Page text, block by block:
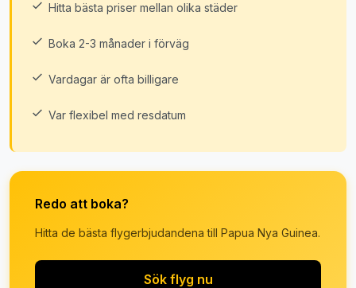
Hitta bästa priser mellan olika städer
Boka 2-3 månader i förväg
Vardagar är ofta billigare
Var flexibel med resdatum
Redo att boka?
Hitta de bästa flygerbjudandena till Papua Nya Guinea.
Sök flyg nu